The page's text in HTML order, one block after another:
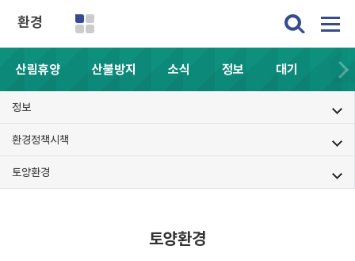
환경
산림휴양 산불방지 소식 정보 대기
정보
환경정책시책
토양환경
토양환경